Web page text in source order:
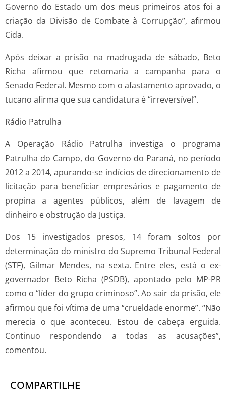
Governo do Estado um dos meus primeiros atos foi a
criação da Divisão de Combate à Corrupção”, afirmou
Cida.
Após deixar a prisão na madrugada de sábado, Beto
Richa afirmou que retomaria a campanha para o
Senado Federal. Mesmo com o afastamento aprovado, o
tucano afirma que sua candidatura é “irreversível”.
Rádio Patrulha
A Operação Rádio Patrulha investiga o programa
Patrulha do Campo, do Governo do Paraná, no período
2012 a 2014, apurando-se indícios de direcionamento de
licitação para beneficiar empresários e pagamento de
propina a agentes públicos, além de lavagem de
dinheiro e obstrução da Justiça.
Dos 15 investigados presos, 14 foram soltos por
determinação do ministro do Supremo Tribunal Federal
(STF), Gilmar Mendes, na sexta. Entre eles, está o ex-
governador Beto Richa (PSDB), apontado pelo MP-PR
como o “líder do grupo criminoso”. Ao sair da prisão, ele
afirmou que foi vítima de uma “crueldade enorme”. “Não
merecia o que aconteceu. Estou de cabeça erguida.
Continuo respondendo a todas as acusações”,
comentou.
COMPARTILHE